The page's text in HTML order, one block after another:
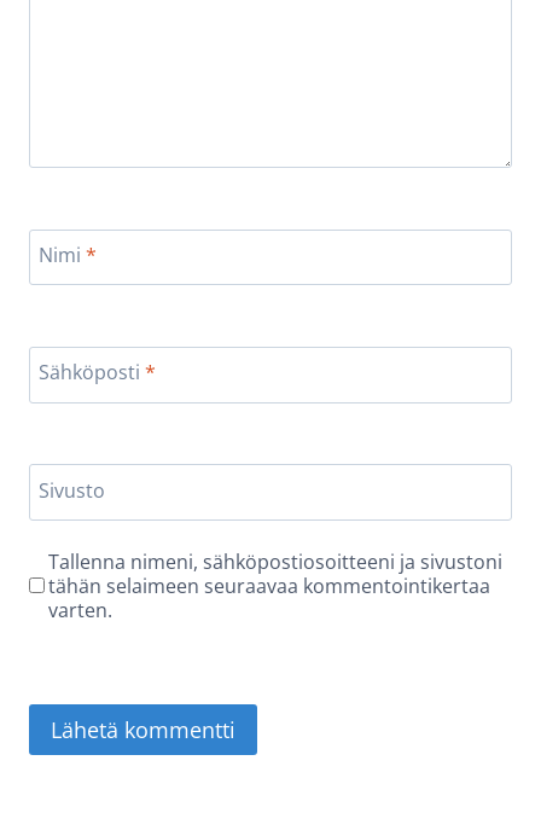
Nimi *
Sähköposti *
Sivusto
Tallenna nimeni, sähköpostiosoitteeni ja sivustoni
tähän selaimeen seuraavaa kommentointikertaa
varten.